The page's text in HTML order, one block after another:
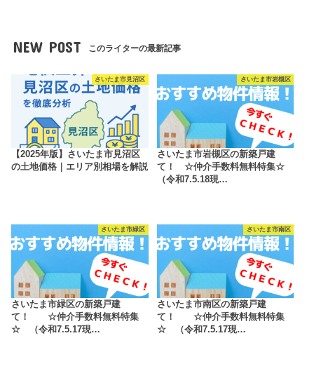
NEW POST このライターの最新記事
さいたま市見沼区
【2025年版】さいたま市見沼区
の土地価格｜エリア別相場を解説
さいたま市岩槻区
さいたま市岩槻区の新築戸建
て！ ☆仲介手数料無料特集☆
（令和7.5.18現…
さいたま市緑区
さいたま市緑区の新築戸建
て！ ☆仲介手数料無料特集
☆ （令和7.5.17現…
さいたま市南区
さいたま市南区の新築戸建
て！ ☆仲介手数料無料特集
☆ （令和7.5.17現…